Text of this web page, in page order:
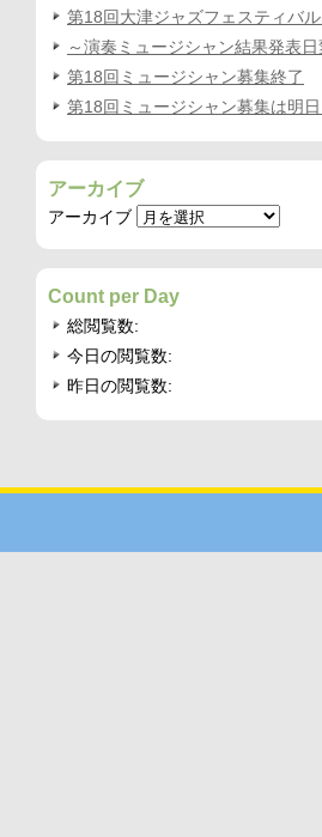
第18回大津ジャズフェスティバ
～演奏ミュージシャン結果発表
第18回ミュージシャン募集終了
第18回ミュージシャン募集は明日
アーカイブ
アーカイブ
Count per Day
総閲覧数:
今日の閲覧数:
昨日の閲覧数: